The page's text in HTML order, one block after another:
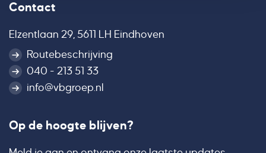
Contact
Elzentlaan 29, 5611 LH Eindhoven
Routebeschrijving
040 - 213 51 33
info@vbgroep.nl
Op de hoogte blijven?